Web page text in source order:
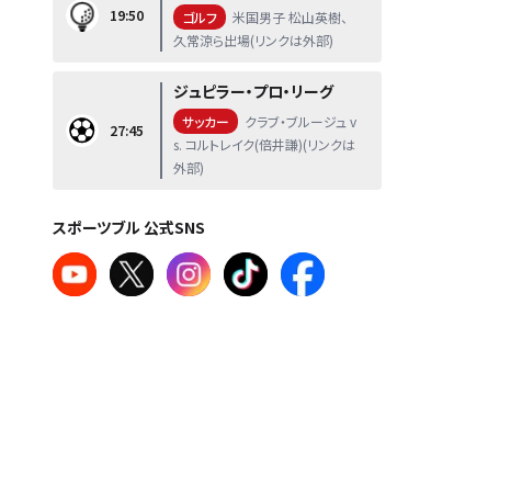
19:50 ゴルフ
米国男子 松山英樹、
久常涼ら出場(リンクは外部)
27:45
ジュピラー・プロ・リーグ
サッカー
クラブ・ブルージュ v
s. コルトレイク(倍井謙)(リンクは
外部)
スポーツブル 公式SNS